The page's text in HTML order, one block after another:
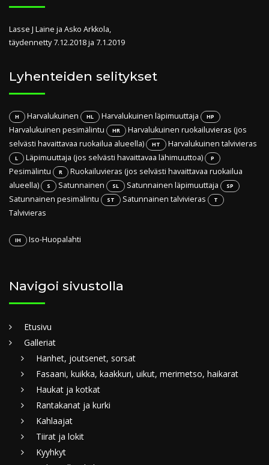
Lasse J Laine ja Asko Arkkola,
täydennetty 7.12.2018 ja 7.1.2019
Lyhenteiden selitykset
H Harvalukuinen HL Harvalukuinen läpimuuttaja HP
Harvalukuinen pesimälintu HR
Harvalukuinen ruokailuvieras (jos
selvästi havaittavaa ruokailua alueella)
HT Harvalukuinen talvivieras
L Läpimuuttaja (jos selvästi havaittavaa lähimuuttoa) P
Pesimälintu R
Ruokailuvieras (jos selvästi havaittavaa ruokailua
alueella)
S Satunnainen SL Satunnainen läpimuuttaja SP
Satunnainen pesimälintu ST Satunnainen talvivieras T
Talvivieras
IH Iso-Huopalahti
Navigoi sivustolla
Etusivu
Galleriat
Hanhet, joutsenet, sorsat
Fasaani, kuikka, kaakkuri, uikut, merimetso, haikarat
Haukat ja kotkat
Rantakanat ja kurki
Kahlaajat
Tiirat ja lokit
Kyyhkyt